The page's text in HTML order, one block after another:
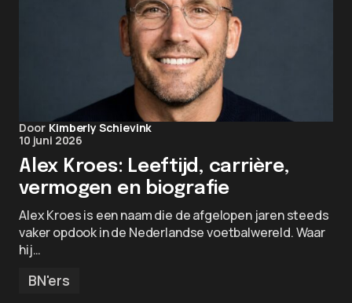
Door Kimberly Schievink
10 juni 2026
Alex Kroes: Leeftijd, carrière,
vermogen en biografie
Alex Kroes is een naam die de afgelopen jaren steeds
vaker opdook in de Nederlandse voetbalwereld. Waar
hij…
BN'ers